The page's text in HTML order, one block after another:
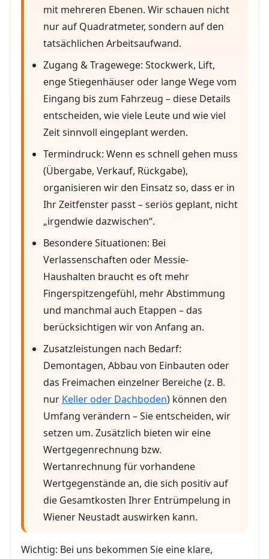
mit mehreren Ebenen. Wir schauen nicht
nur auf Quadratmeter, sondern auf den
tatsächlichen Arbeitsaufwand.
Zugang & Tragewege: Stockwerk, Lift,
enge Stiegenhäuser oder lange Wege vom
Eingang bis zum Fahrzeug – diese Details
entscheiden, wie viele Leute und wie viel
Zeit sinnvoll eingeplant werden.
Termindruck: Wenn es schnell gehen muss
(Übergabe, Verkauf, Rückgabe),
organisieren wir den Einsatz so, dass er in
Ihr Zeitfenster passt – seriös geplant, nicht
„irgendwie dazwischen“.
Besondere Situationen: Bei
Verlassenschaften oder Messie-
Haushalten braucht es oft mehr
Fingerspitzengefühl, mehr Abstimmung
und manchmal auch Etappen – das
berücksichtigen wir von Anfang an.
Zusatzleistungen nach Bedarf:
Demontagen, Abbau von Einbauten oder
das Freimachen einzelner Bereiche (z. B.
nur Keller oder Dachboden) können den
Umfang verändern – Sie entscheiden, wir
setzen um. Zusätzlich bieten wir eine
Wertgegenrechnung bzw.
Wertanrechnung für vorhandene
Wertgegenstände an, die sich positiv auf
die Gesamtkosten Ihrer Entrümpelung in
Wiener Neustadt auswirken kann.
Wichtig: Bei uns bekommen Sie eine klare,